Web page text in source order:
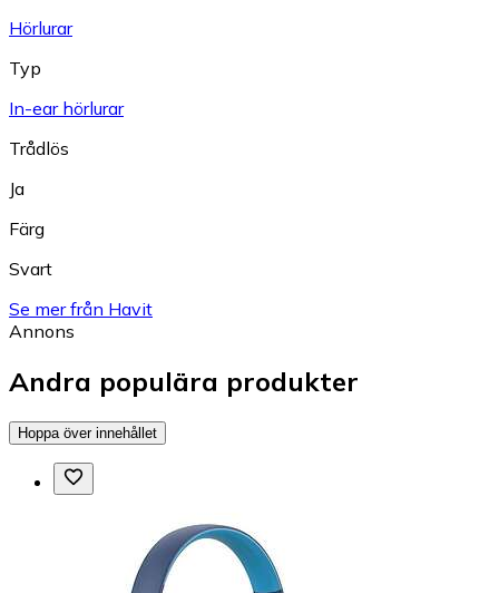
Hörlurar
Typ
In-ear hörlurar
Trådlös
Ja
Färg
Svart
Se mer från Havit
Annons
Andra populära produkter
Hoppa över innehållet